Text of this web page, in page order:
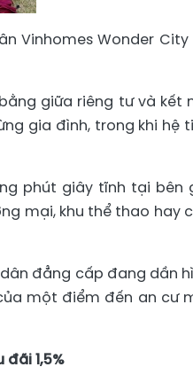
Vinhomes Wonder City
giữa riêng tư và kết
gia đình, trong khi hệ
phút giây tĩnh tại bên
mại, khu thể thao hay
đẳng cấp đang dần
một điểm đến an cư
1,5%